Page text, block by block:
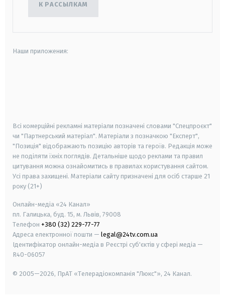
К РАССЫЛКАМ
Наши приложения:
Всі комерційні рекламні матеріали позначені словами "Спецпроєкт"
чи "Партнерський матеріал". Матеріали з позначкою "Експерт",
"Позиція" відображають позицію авторів та героїв. Редакція може
не поділяти їхніх поглядів. Детальніше щодо реклами та правил
цитування можна ознайомитись в правилах користування сайтом.
Усі права захищені. Матеріали сайту призначені для осіб старше 21
року (21+)
Онлайн-медіа «24 Канал»
пл. Галицька, буд. 15, м. Львів, 79008
Телефон +380 (32) 229-77-77
Адреса електронної пошти — legal@24tv.com.ua
Ідентифікатор онлайн-медіа в Реєстрі суб'єктів у сфері медіа —
R40-06057
© 2005—2026, ПрАТ «Телерадіокомпанія "Люкс"», 24 Канал.